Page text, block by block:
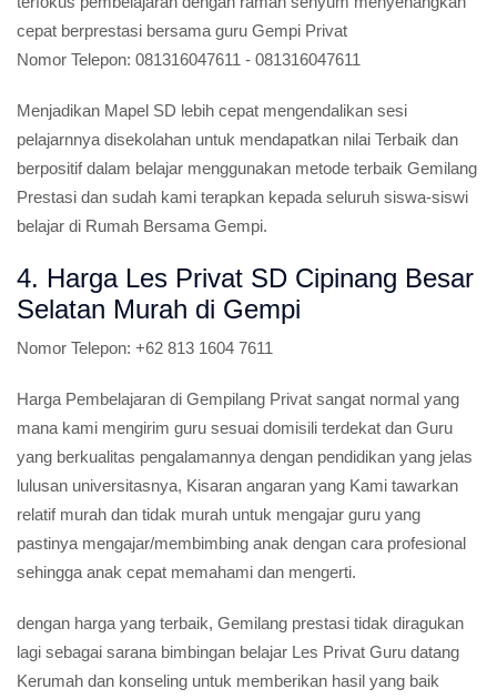
cepat berprestasi bersama guru Gempi Privat
Nomor Telepon: 081316047611 - 081316047611
Menjadikan Mapel SD lebih cepat mengendalikan sesi
pelajarnnya disekolahan untuk mendapatkan nilai Terbaik dan
berpositif dalam belajar menggunakan metode terbaik Gemilang
Prestasi dan sudah kami terapkan kepada seluruh siswa-siswi
belajar di Rumah Bersama Gempi.
4. Harga Les Privat SD Cipinang Besar
Selatan Murah di Gempi
Nomor Telepon: +62 813 1604 7611
Harga Pembelajaran di Gempilang Privat sangat normal yang
mana kami mengirim guru sesuai domisili terdekat dan Guru
yang berkualitas pengalamannya dengan pendidikan yang jelas
lulusan universitasnya, Kisaran angaran yang Kami tawarkan
relatif murah dan tidak murah untuk mengajar guru yang
pastinya mengajar/membimbing anak dengan cara profesional
sehingga anak cepat memahami dan mengerti.
dengan harga yang terbaik, Gemilang prestasi tidak diragukan
lagi sebagai sarana bimbingan belajar Les Privat Guru datang
Kerumah dan konseling untuk memberikan hasil yang baik